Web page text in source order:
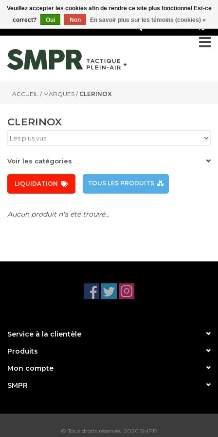
0
ACCUEIL / MARQUES / CLERINOX
CLERINOX
Voir les catégories
LIQUIDATION TOUS LES PRODUITS
Aucun produit n'a été trouvé...
Service à la clientèle
Produits
Mon compte
SMPR
© Tous droits réservés. 2026 SMPR
Veuillez accepter les cookies afin de rendre ce site plus fonctionnel Est-ce
correct?
Oui Non En savoir plus sur les témoins (cookies) »